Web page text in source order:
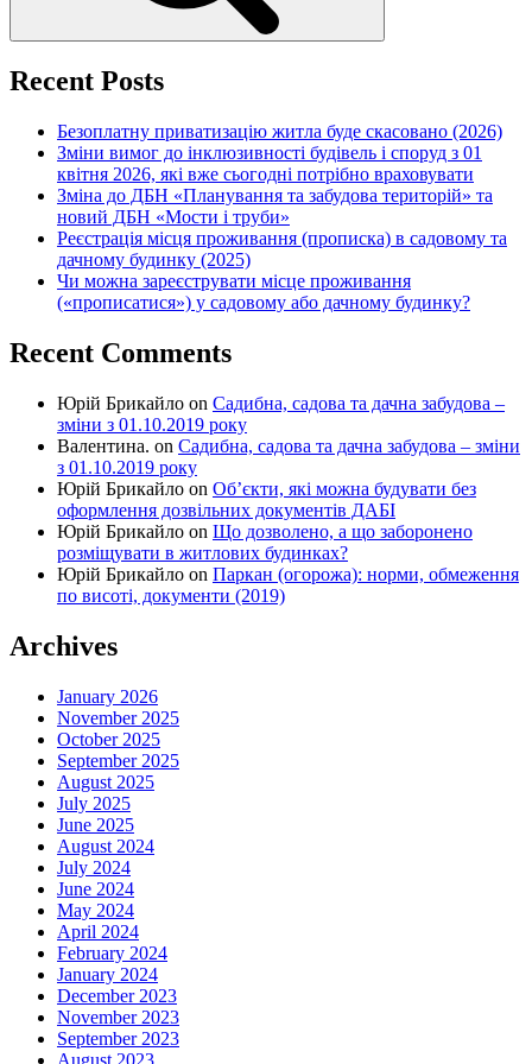
Recent Posts
Безоплатну приватизацію житла буде скасовано (2026)
Зміни вимог до інклюзивності будівель і споруд з 01
квітня 2026, які вже сьогодні потрібно враховувати
Зміна до ДБН «Планування та забудова територій» та
новий ДБН «Мости і труби»
Реєстрація місця проживання (прописка) в садовому та
дачному будинку (2025)
Чи можна зареєструвати місце проживання
(«прописатися») у садовому або дачному будинку?
Recent Comments
Юрій Брикайло on Садибна, садова та дачна забудова –
зміни з 01.10.2019 року
Валентина. on Садибна, садова та дачна забудова – зміни
з 01.10.2019 року
Юрій Брикайло on Об’єкти, які можна будувати без
оформлення дозвільних документів ДАБІ
Юрій Брикайло on Що дозволено, а що заборонено
розміщувати в житлових будинках?
Юрій Брикайло on Паркан (огорожа): норми, обмеження
по висоті, документи (2019)
Archives
January 2026
November 2025
October 2025
September 2025
August 2025
July 2025
June 2025
August 2024
July 2024
June 2024
May 2024
April 2024
February 2024
January 2024
December 2023
November 2023
September 2023
August 2023